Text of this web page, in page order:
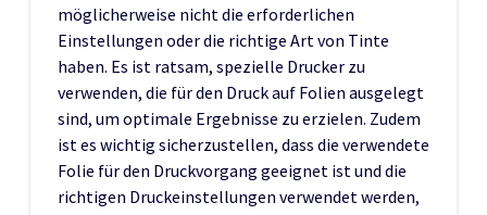
möglicherweise nicht die erforderlichen
Einstellungen oder die richtige Art von Tinte
haben. Es ist ratsam, spezielle Drucker zu
verwenden, die für den Druck auf Folien ausgelegt
sind, um optimale Ergebnisse zu erzielen. Zudem
ist es wichtig sicherzustellen, dass die verwendete
Folie für den Druckvorgang geeignet ist und die
richtigen Druckeinstellungen verwendet werden,